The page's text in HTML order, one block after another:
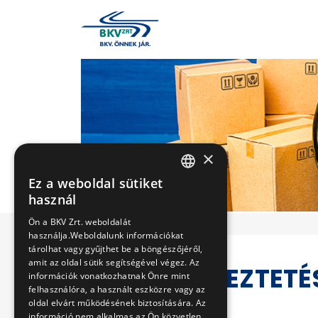
×
Ez a weboldal sütiket
használ
Ön a BKV Zrt. weboldalát
használja.Weboldalunk információkat
tárolhat vagy gyűjthet be a böngészőjéről,
amit az oldal sütik segítségével végez. Az
információk vonatkozhatnak Önre mint
felhasználóra, a használt eszközre vagy az
oldal elvárt működésének biztosítására. Az